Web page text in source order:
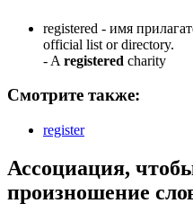
registered - имя
official list or directory.
- A registered charity
Смотрите также:
register
Ассоциация,
произношение